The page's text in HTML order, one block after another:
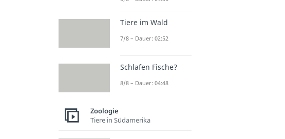
Tiere im Wald
7/8 – Dauer: 02:52
Schlafen Fische?
8/8 – Dauer: 04:48
Zoologie
Tiere in Südamerika